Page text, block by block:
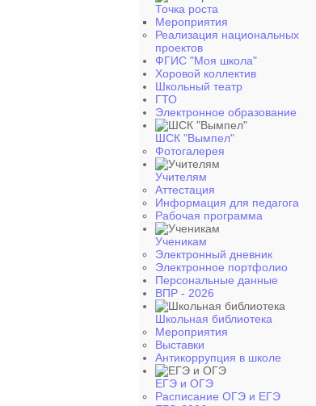
Точка роста
Мероприятия
Реализация национальных
проектов
ФГИС "Моя школа"
Хоровой коллектив
Школьный театр
ГТО
Электронное образование
ШСК "Вымпел"
Фотогалерея
Учителям
Аттестация
Информация для педагога
Рабочая программа
Ученикам
Электронный дневник
Электронное портфолио
Персональные данные
ВПР - 2026
Школьная библиотека
Мероприятия
Выставки
Антикоррупция в школе
ЕГЭ и ОГЭ
Расписание ОГЭ и ЕГЭ